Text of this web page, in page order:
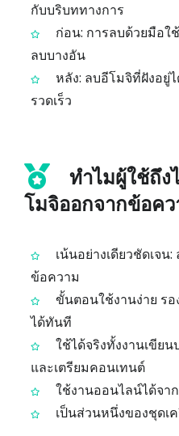
กับบริบททางการ
ก่อน: การลบด้วยมือใ
ลบบางอัน
หลัง: ลบอีโมจิที่ฝังอยู่
รวดเร็ว
ทำไมผู้ใช้ถึง
โมจิออกจากข้อค
เน้นอย่างเดียวชัดเจ
ข้อความ
ขั้นตอนใช้งานง่าย ร
ได้ทันที
ใช้ได้จริงทั้งงานเขีย
และเตรียมคอนเทนต์
ใช้งานออนไลน์ได้จ
เป็นส่วนหนึ่งของชุดเ